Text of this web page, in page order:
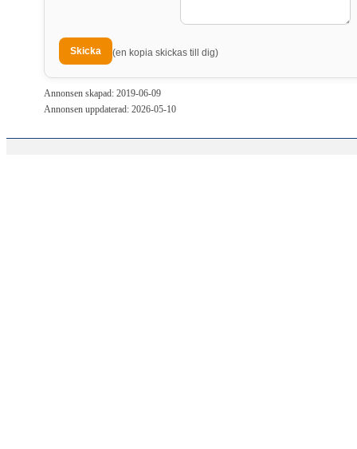
(en kopia skickas till dig)
Annonsen skapad: 2019-06-09
Annonsen uppdaterad: 2026-05-10